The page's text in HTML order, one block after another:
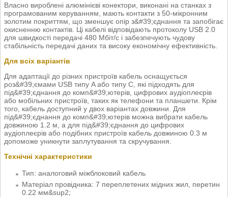
Власно вироблені алюмінієві конектори, виконані на станках з
програмованим керуванням, мають контакти з 50-мікронним
золотим покриттям, що зменшує опір з&#39;єднання та запобігає
окисненню контактів. Ці кабелі відповідають протоколу USB 2.0
для швидкості передачі 480 Мбіт/с і забезпечують чудову
стабільність передачі даних та високу економічну ефективність.
Для всіх варіантів
Для адаптації до різних пристроїв кабель оснащується
роз&#39;ємами USB типу A або типу C, які підходять для
під&#39;єднання до комп&#39;ютерів, цифрових аудіоплеєрів
або мобільних пристроїв, таких як телефони та планшети. Крім
того, кабель доступний у двох варіантах довжини. Для
під&#39;єднання до комп&#39;ютерів можна вибрати кабель
довжиною 1.2 м, а для під&#39;єднання до цифрових
аудіоплеєрів або подібних пристроїв кабель довжиною 0.3 м
допоможе уникнути заплутування та скручування.
Технічні характеристики
Тип: аналоговий міжблоковий кабель
Матеріал провідника: 7 переплетених мідних жил, перетин
0.22 мм&sup2;